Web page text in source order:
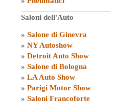
Saloni dell'Auto
» Salone di Ginevra
» NY Autoshow
» Detroit Auto Show
» Salone di Bologna
» LA Auto Show
» Parigi Motor Show
» Saloni Francoforte